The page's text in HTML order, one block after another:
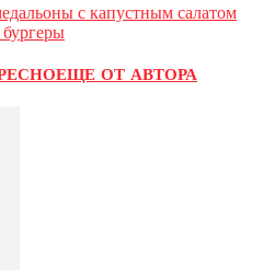
с капустным салатом
ЕЩЕ ОТ АВТОРА